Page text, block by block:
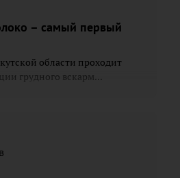
– самый первый
области проходит
грудного вскарм...